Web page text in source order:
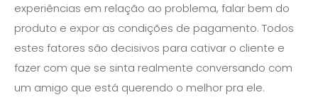
experiências em relação ao problema, falar bem do
produto e expor as condições de pagamento. Todos
estes fatores são decisivos para cativar o cliente e
fazer com que se sinta realmente conversando com
um amigo que está querendo o melhor pra ele.